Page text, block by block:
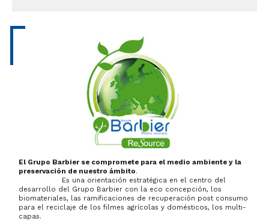
El Grupo Barbier se compromete para el medio ambiente y la
preservación de nuestro ámbito.
Es una orientación estratégica en el centro del
desarrollo del Grupo Barbier con la eco concepción, los
biomateriales, las ramificaciones de recuperación post consumo
para el reciclaje de los filmes agrícolas y domésticos, los multi-
capas.